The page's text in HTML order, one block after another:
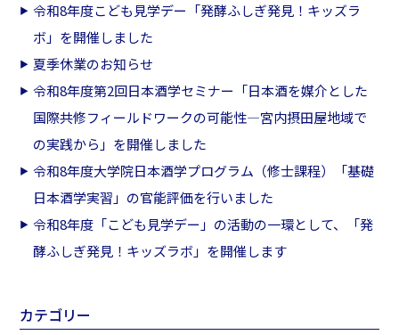
令和8年度こども見学デー「発酵ふしぎ発見！キッズラ
ボ」を開催しました
夏季休業のお知らせ
令和8年度第2回日本酒学セミナー「日本酒を媒介とした
国際共修フィールドワークの可能性―宮内摂田屋地域で
の実践から」を開催しました
令和8年度大学院日本酒学プログラム（修士課程）「基礎
日本酒学実習」の官能評価を行いました
令和8年度「こども見学デー」の活動の一環として、「発
酵ふしぎ発見！キッズラボ」を開催します
カテゴリー